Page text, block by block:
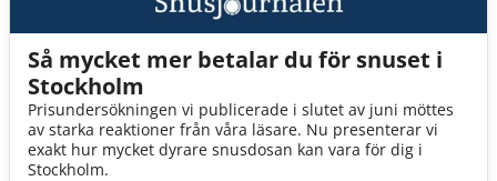
Så mycket mer betalar du för snuset i
Stockholm
Prisundersökningen vi publicerade i slutet av juni möttes
av starka reaktioner från våra läsare. Nu presenterar vi
exakt hur mycket dyrare snusdosan kan vara för dig i
Stockholm.